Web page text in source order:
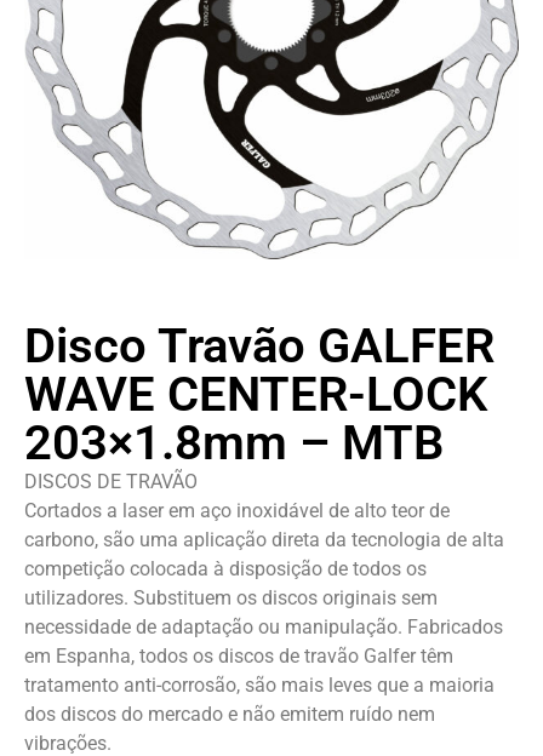
Disco Travão GALFER
WAVE CENTER-LOCK
203×1.8mm – MTB
DISCOS DE TRAVÃO
Cortados a laser em aço inoxidável de alto teor de
carbono, são uma aplicação direta da tecnologia de alta
competição colocada à disposição de todos os
utilizadores. Substituem os discos originais sem
necessidade de adaptação ou manipulação. Fabricados
em Espanha, todos os discos de travão Galfer têm
tratamento anti-corrosão, são mais leves que a maioria
dos discos do mercado e não emitem ruído nem
vibrações.